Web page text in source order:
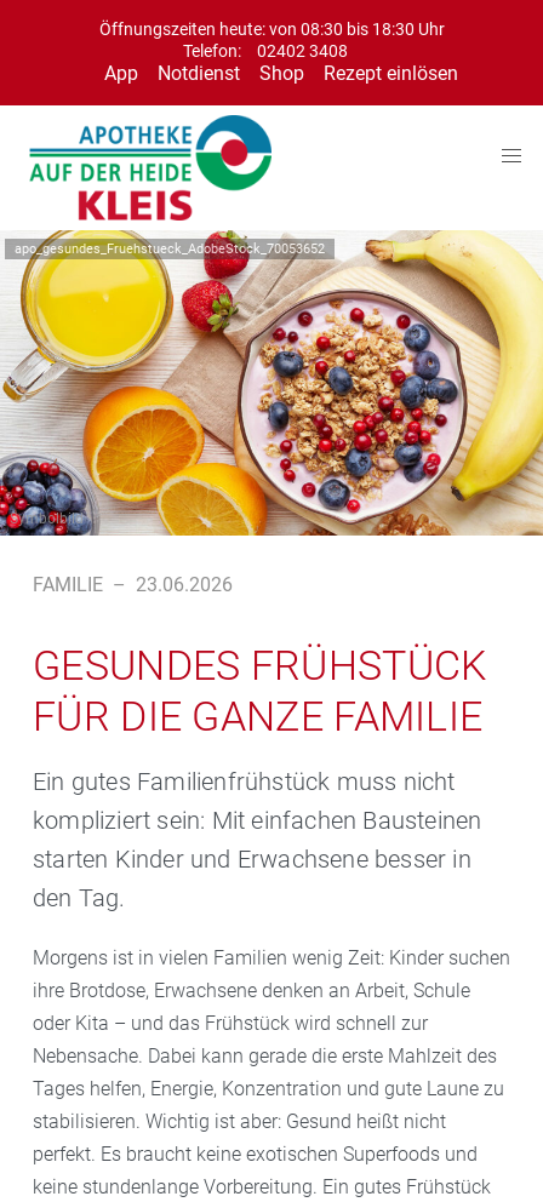
Öffnungszeiten heute: von 08:30 bis 18:30 Uhr
Telefon:
02402 3408
App Notdienst Shop Rezept einlösen
apo_gesundes_Fruehstueck_AdobeStock_70053652
Symbolbild
FAMILIE – 23.06.2026
GESUNDES FRÜHSTÜCK
FÜR DIE GANZE FAMILIE
Ein gutes Familienfrühstück muss nicht
kompliziert sein: Mit einfachen Bausteinen
starten Kinder und Erwachsene besser in
den Tag.
Morgens ist in vielen Familien wenig Zeit: Kinder suchen
ihre Brotdose, Erwachsene denken an Arbeit, Schule
oder Kita – und das Frühstück wird schnell zur
Nebensache. Dabei kann gerade die erste Mahlzeit des
Tages helfen, Energie, Konzentration und gute Laune zu
stabilisieren. Wichtig ist aber: Gesund heißt nicht
perfekt. Es braucht keine exotischen Superfoods und
keine stundenlange Vorbereitung. Ein gutes Frühstück